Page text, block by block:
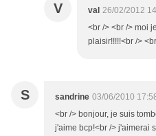
V val 26/02/2012
<br /> <br /> moi
plaisir!!!!!<br />
S sandrine 03/06/2010
<br /> bonjour, je suis
j'aime bcp!<br /> j'aimerai